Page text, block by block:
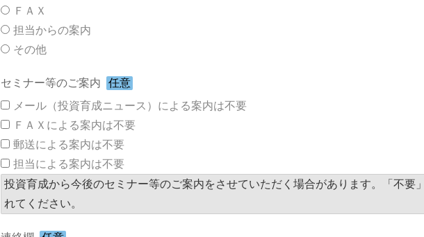
ＦＡＸ
担当からの案内
その他
セミナー等のご案内
任意
メール（投資育成ニュース）による案内は不要
ＦＡＸによる案内は不要
郵送による案内は不要
担当による案内は不要
投資育成から今後のセミナー等のご案内をさせていただく場合があります。「不要
れてください。